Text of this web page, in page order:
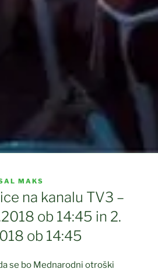
MAKS
na kanalu TV3 –
ob 14:45 in 2.
ob 14:45
se bo Mednarodni otroški